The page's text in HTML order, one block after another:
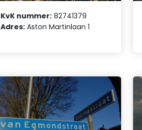
KvK nummer: 82741379
Adres: Aston Martinlaan 1